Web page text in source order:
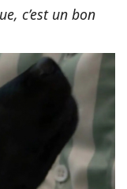
c’est un bon